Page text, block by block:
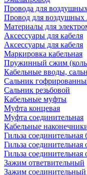
Провода для
Провод для воздушных
Материалы для
Аксессуары для кабеля
Аксессуары для кабеля
Маркировка кабельная
Пружинный сжим
Кабельные вводы,
Сальник
Сальник резьбовой
Кабельные муфты
Муфта концевая
Муфта соединительная
Кабельные
Гильза соединительная
Гильза
Гильза
Зажим ответвительный
Зажим